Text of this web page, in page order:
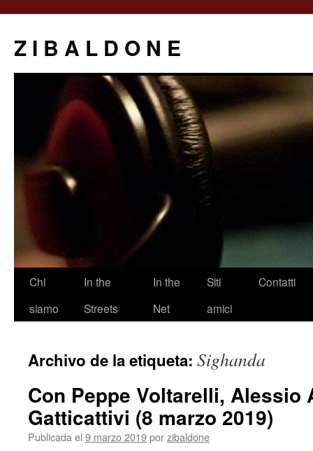
Z I B A L D O N E
Saltar
Chi
siamo
In the
Streets
In the
Net
Siti
amici
Contatti
Archivo de la etiqueta: Sighanda
Con Peppe Voltarelli, Alessio
Gatticattivi (8 marzo 2019)
Publicada el 9 marzo 2019porzibaldone